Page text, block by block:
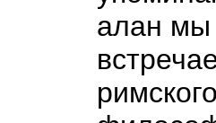
алан мы